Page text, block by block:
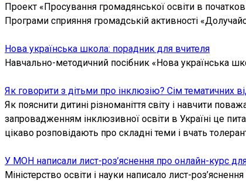
Проект «Просування громадянської освіти в
Програми сприяння громадській активності
Нова українська школа: порадник для вчителя
Навчально-методичний посібник «Нова українська
Як говорити з дітьми про інклюзію? Сім тематичних
Як пояснити дитині різноманіття світу і навчити
запровадженням інклюзивної освіти в Україні це
цікаво розповідають про складні теми і вчать
У МОН написали лист-роз’яснення про онлайн-курс
Міністерство освіти і науки написало лист-